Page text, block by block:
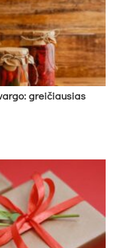
greičiausias